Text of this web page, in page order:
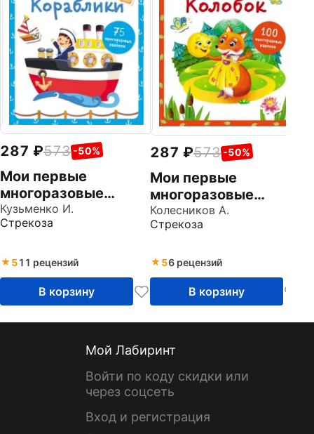
287 573 -50%
Мои первые
многоразовые
наклейки.
Кораблики
Кузьменко И.
Стрекоза
511 рецензий
В корзину
287 573 -50%
Мои первые
многоразовые
наклейки. Колобок
Колесников А.
Стрекоза
56 рецензий
В корзину
Мой Лабиринт
Войти по коду скидки или
через соцсеть
Вход и регистрация